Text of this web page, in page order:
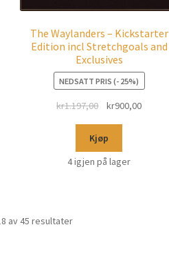
The Waylanders – Kickstarter
Edition incl Stretchgoals and
Exclusives
NEDSATT PRIS (- 25%)
kr1.197,00 kr900,00
Kjøp
4 igjen på lager
av 45 resultater